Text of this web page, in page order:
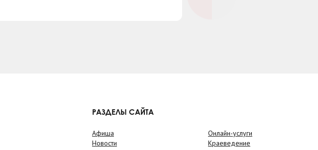
РАЗДЕЛЫ САЙТА
Афиша
Новости
Онлайн-услуги
Краеведение